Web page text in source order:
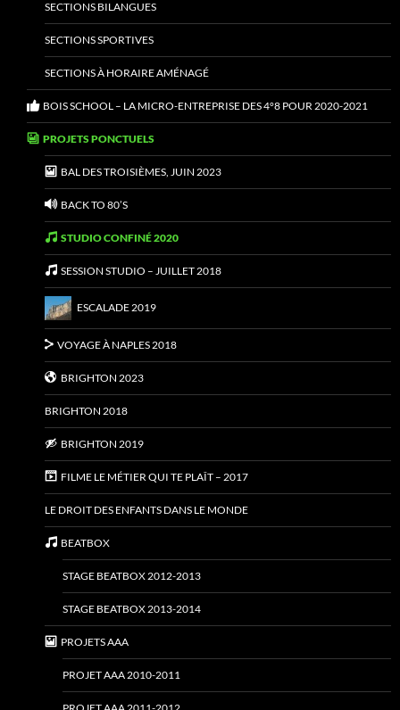
SECTIONS BILANGUES
SECTIONS SPORTIVES
SECTIONS À HORAIRE AMÉNAGÉ
BOIS SCHOOL – LA MICRO-ENTREPRISE DES 4°8 POUR 2020-2021
PROJETS PONCTUELS
BAL DES TROISIÈMES, JUIN 2023
BACK TO 80’S
STUDIO CONFINÉ 2020
SESSION STUDIO – JUILLET 2018
ESCALADE 2019
VOYAGE À NAPLES 2018
BRIGHTON 2023
BRIGHTON 2018
BRIGHTON 2019
FILME LE MÉTIER QUI TE PLAÎT – 2017
LE DROIT DES ENFANTS DANS LE MONDE
BEATBOX
STAGE BEATBOX 2012-2013
STAGE BEATBOX 2013-2014
PROJETS AAA
PROJET AAA 2010-2011